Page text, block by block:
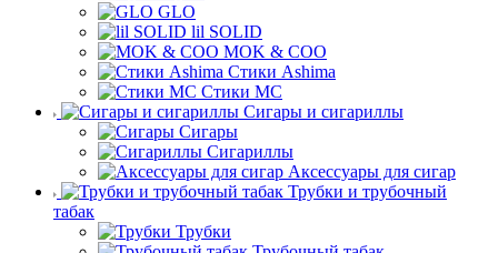
GLO
lil SOLID
MOK & COO
Стики Ashima
Стики MC
Сигары и сигариллы
Сигары
Сигариллы
Аксессуары для сигар
Трубки и трубочный
табак
Трубки